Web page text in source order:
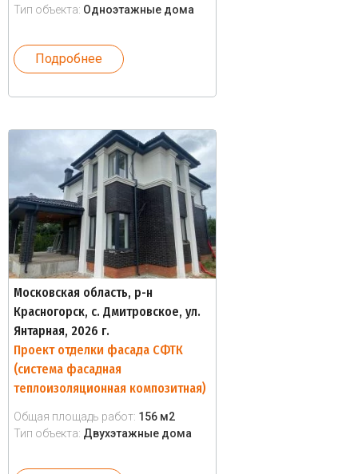
Тип объекта: Одноэтажные дома
Подробнее
Московская область, р-н
Красногорск, с. Дмитровское, ул.
Янтарная, 2026 г.
Проект отделки фасада СФТК
(система фасадная
теплоизоляционная композитная)
Общая площадь работ: 156 м2
Тип объекта: Двухэтажные дома